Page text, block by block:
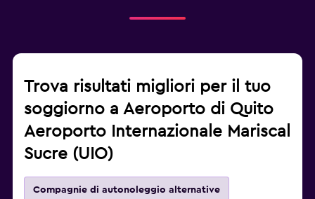
Trova risultati migliori per il tuo
soggiorno a Aeroporto di Quito
Aeroporto Internazionale Mariscal
Sucre (UIO)
Compagnie di autonoleggio alternative